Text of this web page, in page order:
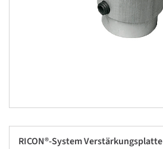
RICON®-System Verstärkungsplatte